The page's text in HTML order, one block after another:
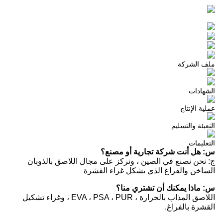
ملف الشركة
الشهادات
عملية الإنتاج
التعبئة والتسليم
التعليمات
س: هل أنت شركة تجارية أو مصنع؟
ج: نحن نصنع في الصين ، ونركز على مجال اللاصق بالذوبان
الساخن والفراغ الذي يشكل غراء القشرة
س: ماذا يمكنك أن تشتري منا؟
اللاصق المذاب بالحرارة ، EVA ، PSA ، PUR ، وغراء تشكيل
القشرة بالفراغ.